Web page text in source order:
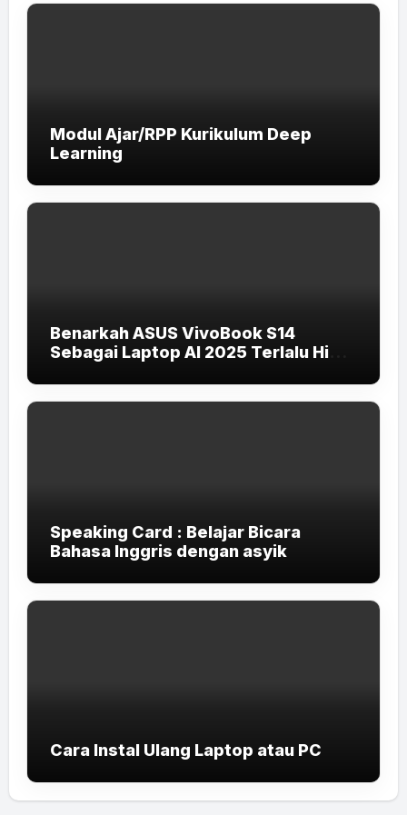
Modul Ajar/RPP Kurikulum Deep
Learning
Benarkah ASUS VivoBook S14
Sebagai Laptop AI 2025 Terlalu High-
Speaking Card : Belajar Bicara
Bahasa Inggris dengan asyik
Cara Instal Ulang Laptop atau PC